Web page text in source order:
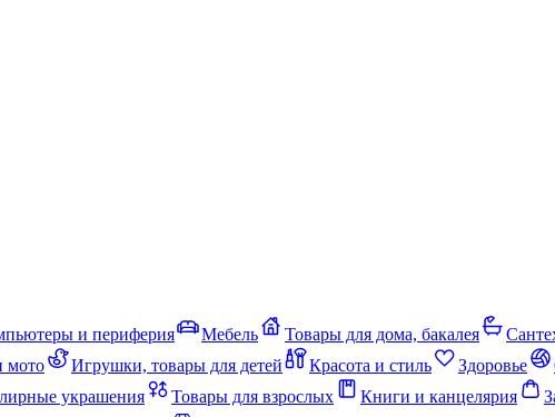
и периферия Мебель Товары для дома, бакалея
мото Игрушки, товары для детей Красота и стиль Здоровье
украшения Товары для взрослых Книги и канцелярия